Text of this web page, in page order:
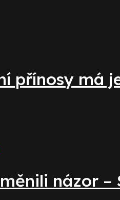
přínosy má
názor